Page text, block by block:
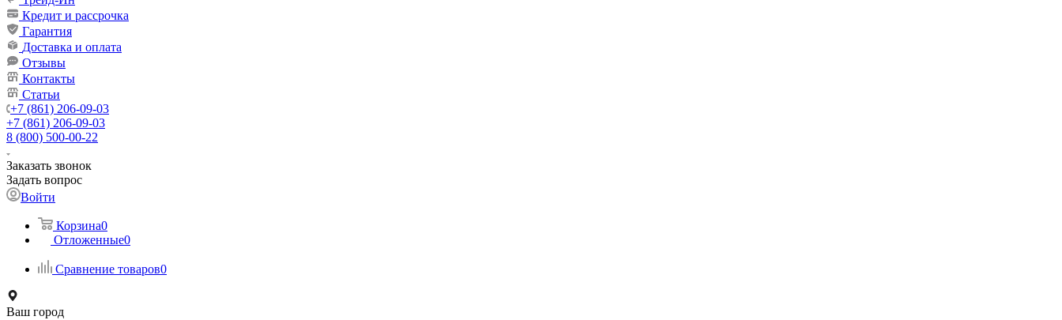
Кредит и рассрочка
Гарантия
Доставка и оплата
Отзывы
Контакты
Статьи
+7 (861) 206-09-03
+7 (861) 206-09-03
8 (800) 500-00-22
Заказать звонок
Задать вопрос
Войти
Корзина0
Отложенные0
Сравнение товаров0
Ваш город